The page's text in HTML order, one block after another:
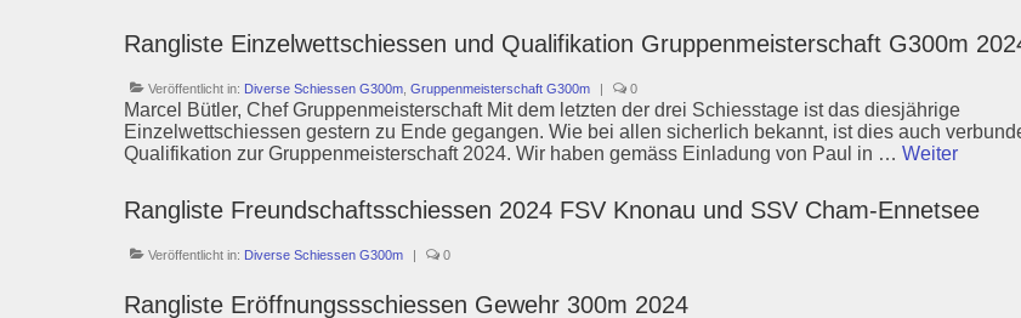
Rangliste Einzelwettschiessen und Qualifikation Gruppenmeisterschaft G300m
Veröffentlicht in: Diverse Schiessen G300m Gruppenmeisterschaft G300m | 0
Marcel Bütler, Chef Gruppenmeisterschaft Mit dem letzten der drei Schiesstage ist das diesjährige
Einzelwettschiessen gestern zu Ende gegangen. Wie bei allen sicherlich bekannt, ist dies auch
Qualifikation zur Gruppenmeisterschaft 2024. Wir haben gemäss Einladung von Paul in … Weiter
Rangliste Freundschaftsschiessen 2024 FSV Knonau und SSV Cham-Ennetsee
Veröffentlicht in: Diverse Schiessen G300m | 0
Rangliste Eröffnungssschiessen Gewehr 300m 2024